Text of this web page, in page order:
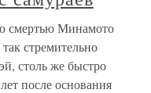
смертью Минамото
стремительно
столь же быстро
после основания